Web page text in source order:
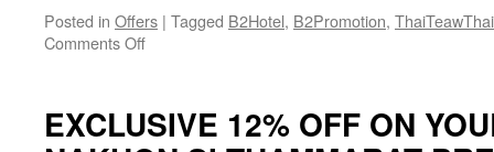
Posted in Offers | Tagged B2Hotel, B2Promotion,
Comments Off
การ
ท่อง
EXCLUSIVE 12% OFF ON